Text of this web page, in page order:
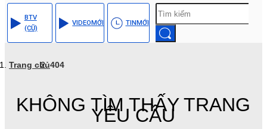
BTV
(CŨ)
VIDEOMỚI TINMỚI
Trang chủ404
KHÔNG TÌM THẤY TRANG
YÊU CẦU